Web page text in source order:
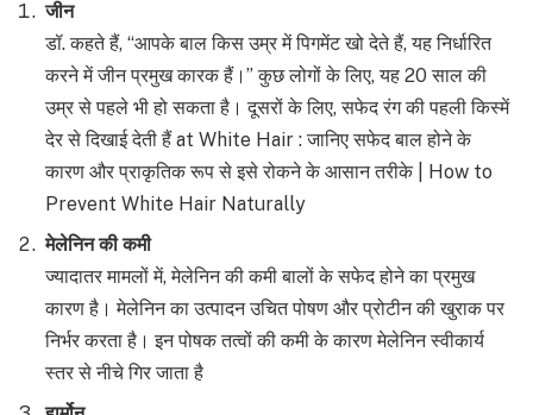
जीन
डॉ. कहते हैं, “आपके बाल किस उम्र में पिगमेंट खो देते हैं, यह निर्धारित
करने में जीन प्रमुख कारक हैं।” कुछ लोगों के लिए, यह 20 साल की
उम्र से पहले भी हो सकता है। दूसरों के लिए, सफेद रंग की पहली किस्में
देर से दिखाई देती हैं at White Hair : जानिए सफेद बाल होने के
कारण और प्राकृतिक रूप से इसे रोकने के आसान तरीके | How to
Prevent White Hair Naturally
मेलेनिन की कमी
ज्यादातर मामलों में, मेलेनिन की कमी बालों के सफेद होने का प्रमुख
कारण है। मेलेनिन का उत्पादन उचित पोषण और प्रोटीन की खुराक पर
निर्भर करता है। इन पोषक तत्वों की कमी के कारण मेलेनिन स्वीकार्य
स्तर से नीचे गिर जाता है